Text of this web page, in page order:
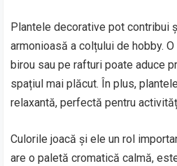
Plantele decorative pot contribui
armonioasă a colțului de hobby.
birou sau pe rafturi poate aduce
spațiul mai plăcut. În plus,
relaxantă, perfectă pentru
Culorile joacă și ele un rol
are o paletă cromatică calmă,